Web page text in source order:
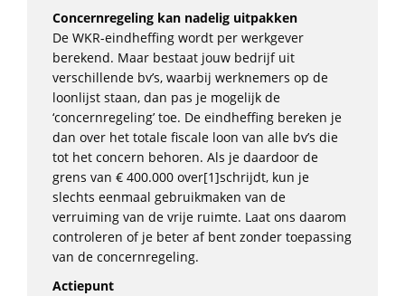
Concernregeling kan nadelig uitpakken
De WKR-eindheffing wordt per werkgever
berekend. Maar bestaat jouw bedrijf uit
verschillende bv’s, waarbij werknemers op de
loonlijst staan, dan pas je mogelijk de
‘concernregeling’ toe. De eindheffing bereken je
dan over het totale fiscale loon van alle bv’s die
tot het concern behoren. Als je daardoor de
grens van € 400.000 over[1]schrijdt, kun je
slechts eenmaal gebruikmaken van de
verruiming van de vrije ruimte. Laat ons daarom
controleren of je beter af bent zonder toepassing
van de concernregeling.
Actiepunt